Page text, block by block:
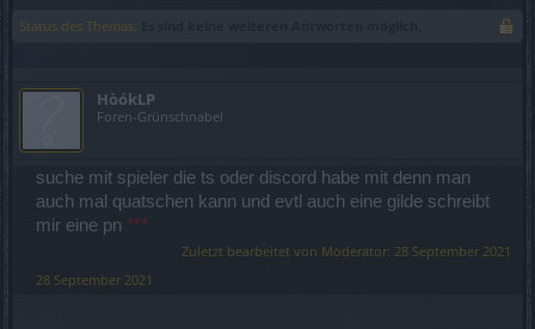
Status des Themas:
HòókLP
Foren-Grünschnabel
suche mit spieler die ts oder discord habe mit denn man
auch mal quatschen kann und evtl auch eine gilde schreibt
mir eine pn ***
Zuletzt bearbeitet von Moderator: 28 September 2021
28 September 2021